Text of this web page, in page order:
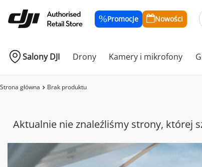
Promocje Nowości
Salony DJI Drony Kamery i mikrofony
Strona główna Brak produktu
Aktualnie nie znaleźliśmy strony, której